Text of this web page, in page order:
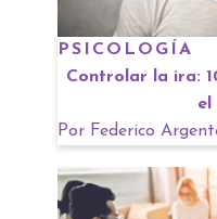
PSICOLOGÍA
Controlar la ira:
el
Por Federico